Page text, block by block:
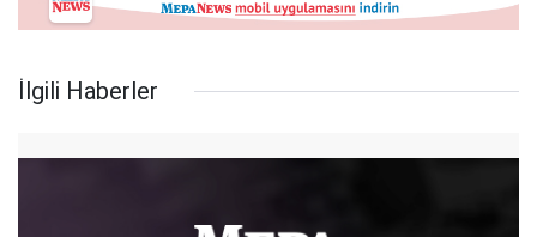
İlgili Haberler